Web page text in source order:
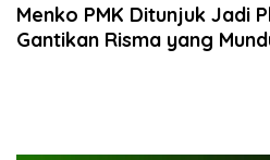
Menko PMK Ditunjuk Jadi
Gantikan Risma yang